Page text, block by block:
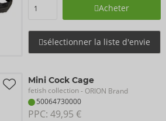
Acheter
sélectionner la liste d'envie
Mini Cock Cage
fetish collection- ORION Brand
50064730000
PPC: 49,95 €